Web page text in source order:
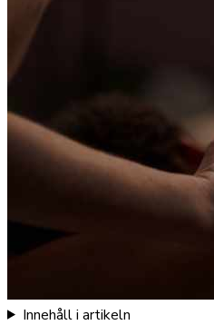
Innehåll i artikeln